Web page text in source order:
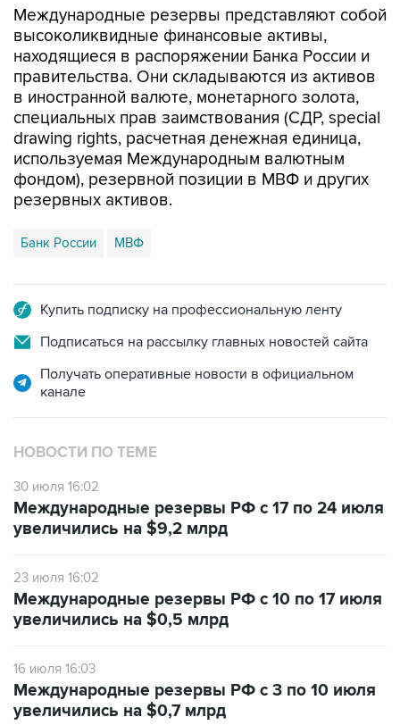
Международные резервы представляют собой
высоколиквидные финансовые активы,
находящиеся в распоряжении Банка России и
правительства. Они складываются из активов
в иностранной валюте, монетарного золота,
специальных прав заимствования (СДР, special
drawing rights, расчетная денежная единица,
используемая Международным валютным
фондом), резервной позиции в МВФ и других
резервных активов.
Банк России МВФ
Купить подписку на профессиональную ленту
Подписаться на рассылку главных новостей сайта
Получать оперативные новости в официальном
канале
НОВОСТИ ПО ТЕМЕ
30 июля 16:02
Международные резервы РФ с 17 по 24 июля
увеличились на $9,2 млрд
23 июля 16:02
Международные резервы РФ с 10 по 17 июля
увеличились на $0,5 млрд
16 июля 16:03
Международные резервы РФ с 3 по 10 июля
увеличились на $0,7 млрд